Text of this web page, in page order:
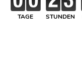
TAGE STUNDEN